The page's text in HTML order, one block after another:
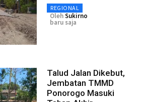
REGIONAL
OlehSukirno
baru saja
Talud Jalan Dikebut,
Jembatan TMMD
Ponorogo Masuki